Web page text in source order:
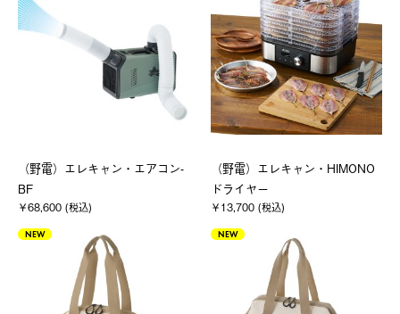
（野電）エレキャン・エアコン-
BF
￥68,600 (税込)
（野電）エレキャン・HIMONO
ドライヤー
￥13,700 (税込)
NEW NEW